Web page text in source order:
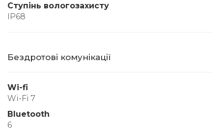
Ступінь вологозахисту
IP68
Бездротові комунікації
Wi-fi
Wi-Fi 7
Bluetooth
6